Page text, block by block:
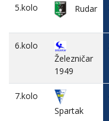
5.kolo Rudar
6.kolo
Železničar
1949
7.kolo
Spartak